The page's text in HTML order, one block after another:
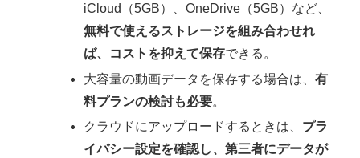
iCloud（5GB）、OneDrive（5GB）など、
無料で使えるストレージを組み合わせれ
ば、コストを抑えて保存できる。
大容量の動画データを保存する場合は、 有
料プランの検討も必要。
クラウドにアップロードするときは、 プラ
イバシー設定を確認し、第三者にデータが